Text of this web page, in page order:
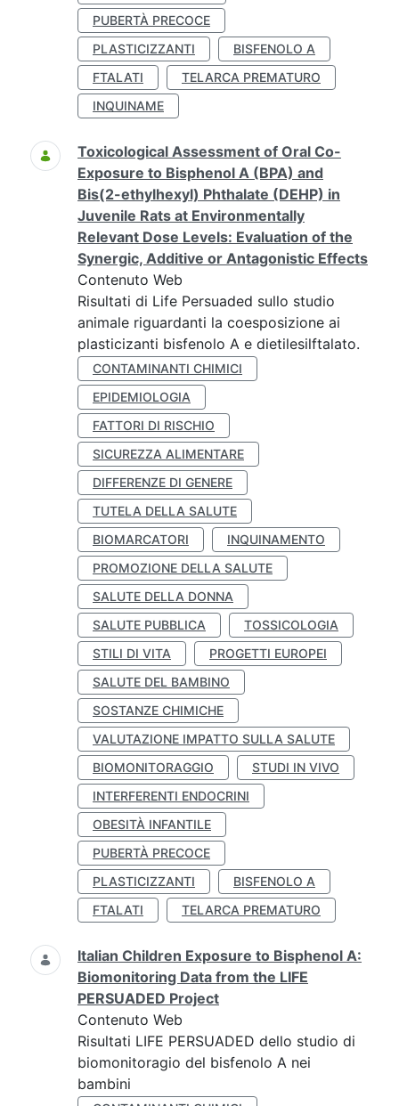
PUBERTÀ PRECOCE
PLASTICIZZANTI
BISFENOLO A
FTALATI
TELARCA PREMATURO
INQUINAME
Toxicological Assessment of Oral Co-
Exposure to Bisphenol A (BPA) and
Bis(2-ethylhexyl) Phthalate (DEHP) in
Juvenile Rats at Environmentally
Relevant Dose Levels: Evaluation of the
Synergic, Additive or Antagonistic Effects
Contenuto Web
Risultati di Life Persuaded sullo studio
animale riguardanti la coesposizione ai
plasticizanti bisfenolo A e dietilesilftalato.
CONTAMINANTI CHIMICI
EPIDEMIOLOGIA
FATTORI DI RISCHIO
SICUREZZA ALIMENTARE
DIFFERENZE DI GENERE
TUTELA DELLA SALUTE
BIOMARCATORI
INQUINAMENTO
PROMOZIONE DELLA SALUTE
SALUTE DELLA DONNA
SALUTE PUBBLICA
TOSSICOLOGIA
STILI DI VITA
PROGETTI EUROPEI
SALUTE DEL BAMBINO
SOSTANZE CHIMICHE
VALUTAZIONE IMPATTO SULLA SALUTE
BIOMONITORAGGIO
STUDI IN VIVO
INTERFERENTI ENDOCRINI
OBESITÀ INFANTILE
PUBERTÀ PRECOCE
PLASTICIZZANTI
BISFENOLO A
FTALATI
TELARCA PREMATURO
Italian Children Exposure to Bisphenol A:
Biomonitoring Data from the LIFE
PERSUADED Project
Contenuto Web
Risultati LIFE PERSUADED dello studio di
biomonitoragio del bisfenolo A nei
bambini